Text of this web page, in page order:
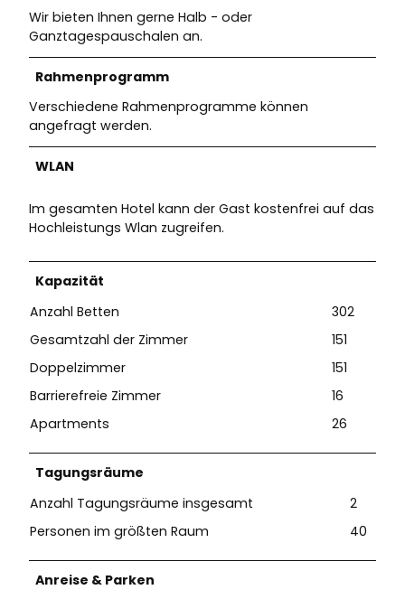
Wir bieten Ihnen gerne Halb - oder
Ganztagespauschalen an.
Rahmenprogramm
Verschiedene Rahmenprogramme können
angefragt werden.
WLAN
Im gesamten Hotel kann der Gast kostenfrei auf das
Hochleistungs Wlan zugreifen.
Kapazität
Anzahl Betten
302
Gesamtzahl der Zimmer
151
Doppelzimmer
151
Barrierefreie Zimmer
16
Apartments
26
Tagungsräume
Anzahl Tagungsräume insgesamt
2
Personen im größten Raum
40
Anreise & Parken